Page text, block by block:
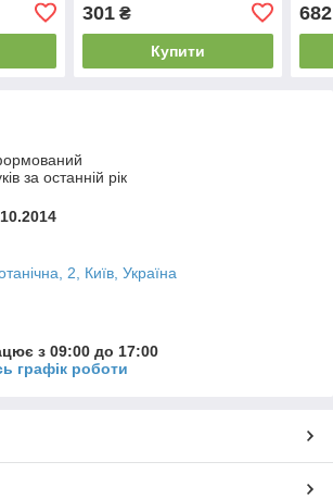
301₴
Купити
682
за останній рік
2, Київ, Україна
з 09:00 до 17:00
графік роботи